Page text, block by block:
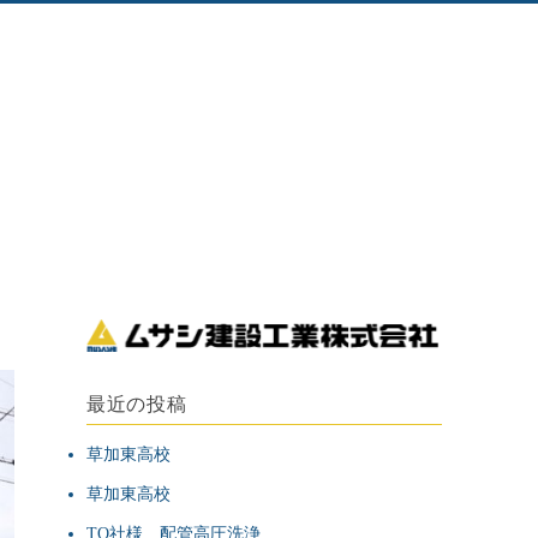
最近の投稿
草加東高校
草加東高校
TO社様 配管高圧洗浄